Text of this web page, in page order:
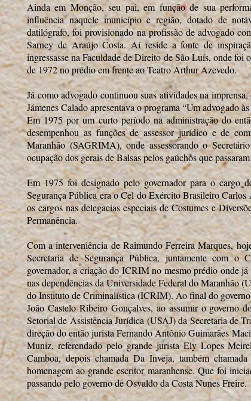
Ainda em Monção, seu pai, em função de sua
influência naquele município e região, dotado de
datilógrafo, foi provisionado na profissão de advogado
Sarney de Araújo Costa. Aí reside a fonte de
ingressasse na Faculdade de Direito de São Luís, onde
de 1972 no prédio em frente ao Teatro Arthur Azevedo.
Já como advogado continuou suas atividades na
Jámenes Calado apresentava o programa “Um advogado às
Em 1975 por um curto período na administração do
desempenhou as funções de assessor jurídico e de
Maranhão (SAGRIMA), onde assessorando o
ocupação dos gerais de Balsas pelos gaúchos que
Em 1975 foi designado pelo governador para o cargo
Segurança Pública era o Cel do Exército Brasileiro
os cargos nas delegacias especiais de Costumes e
Permanência.
Com a interveniência de Raimundo Ferreira Marques,
Secretaria de Segurança Pública, juntamente com o
governador, a criação do ICRIM no mesmo prédio onde
nas dependências da Universidade Federal do Maranhão
do Instituto de Criminalística (ICRIM). Ao final do
João Castelo Ribeiro Gonçalves, ao assumir o governo
Setorial de Assistência Jurídica (USAJ) da Secretaria de
direção do então jurista Fernando Antônio Guimarães
Muniz, referendado pelo grande jurista Ely Lopes
Camboa, depois chamada Da Inveja, também
homenagem ao grande escritor maranhense. Que foi
passando pelo governo de Osvaldo da Costa Nunes Freire.